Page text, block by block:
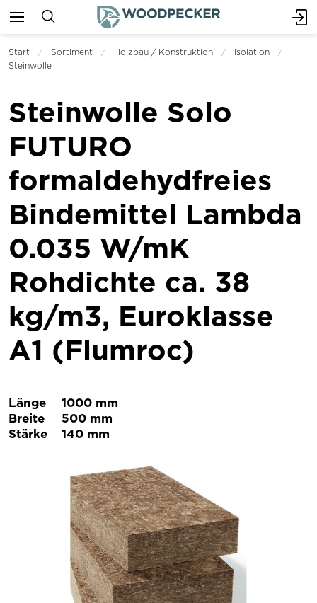
Start Sortiment Holzbau / Konstruktion
Isolation
Steinwolle
Steinwolle Solo
FUTURO
formaldehydfreies
Bindemittel Lambda
0.035 W/mK
Rohdichte ca. 38
kg/m3, Euroklasse
A1 (Flumroc)
Länge
1000 mm
Breite
500 mm
Stärke
140 mm